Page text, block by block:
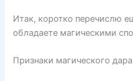
Итак, коротко перечислю
обладаете магическими
Признаки магического дара